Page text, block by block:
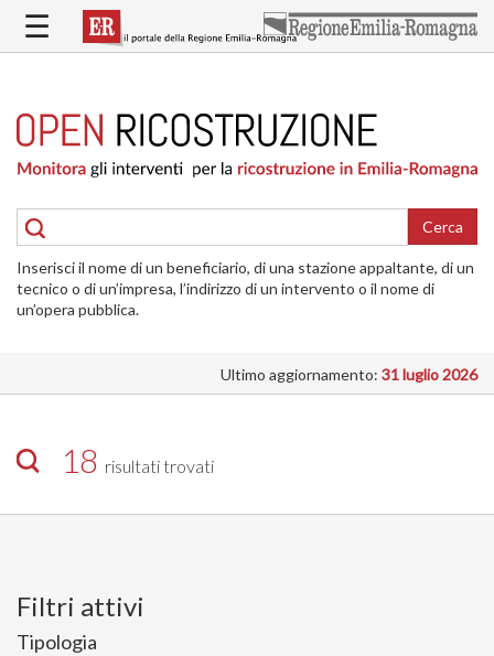
contenuto
RICOSTRUZIONE
PUBBLICA
DELLE
ABITAZIONI
RICOSTRUZIONE
ATTIVITÀ
INTERVENTI
SI
☰
Cerca
Inserisci il nome di un beneficiario, di una stazione appaltante, di un
tecnico o di un’impresa, l’indirizzo di un intervento o il nome di
un’opera pubblica.
Ultimo aggiornamento: 31 luglio 2026
18 risultati trovati
Filtri attivi
Tipologia